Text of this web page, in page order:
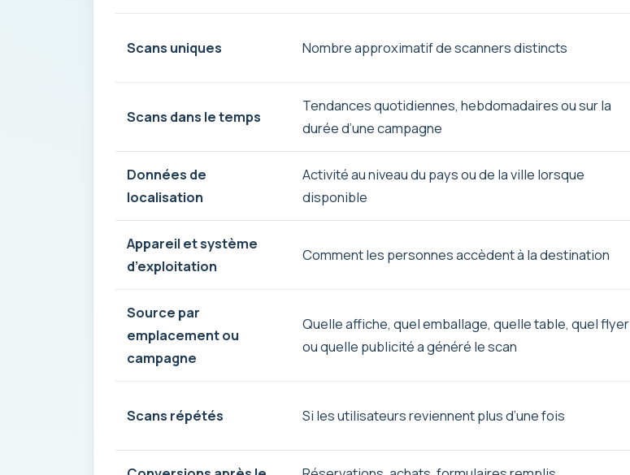
Scans uniques Nombre approximatif de scanners distincts
Scans dans le temps
Tendances quotidiennes, hebdomadaires ou sur la
durée d’une campagne
Données de
localisation
Activité au niveau du pays ou de la ville lorsque
disponible
Appareil et système
d’exploitation
Comment les personnes accèdent à la destination
Source par
emplacement ou
campagne
Quelle affiche, quel emballage, quelle table, quel flyer
ou quelle publicité a généré le scan
Scans répétés Si les utilisateurs reviennent plus d’une fois